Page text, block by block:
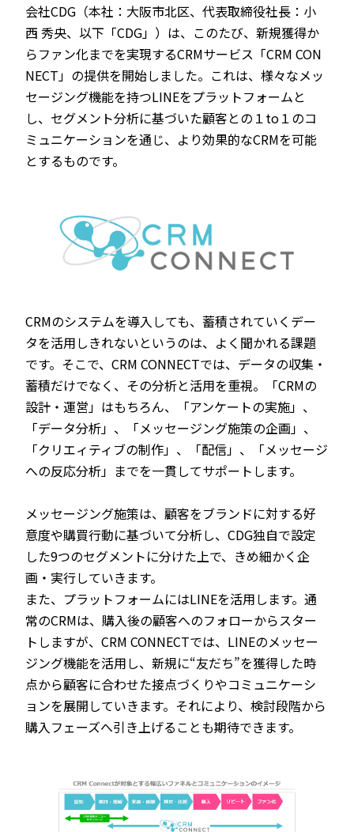
会社CDG（本社：大阪市北区、代表取締役社長：小
西 秀央、以下「CDG」）は、このたび、新規獲得か
らファン化までを実現するCRMサービス「CRM CON
NECT」の提供を開始しました。これは、様々なメッ
セージング機能を持つLINEをプラットフォームと
し、セグメント分析に基づいた顧客との１to１のコ
ミュニケーションを通じ、より効果的なCRMを可能
とするものです。
CRMのシステムを導入しても、蓄積されていくデー
タを活用しきれないというのは、よく聞かれる課題
です。そこで、CRM CONNECTでは、データの収集・
蓄積だけでなく、その分析と活用を重視。「CRMの
設計・運営」はもちろん、「アンケートの実施」、
「データ分析」、「メッセージング施策の企画」、
「クリエィティブの制作」、「配信」、「メッセージ
への反応分析」までを一貫してサポートします。
メッセージング施策は、顧客をブランドに対する好
意度や購買行動に基づいて分析し、CDG独自で設定
した9つのセグメントに分けた上で、きめ細かく企
画・実行していきます。
また、プラットフォームにはLINEを活用します。通
常のCRMは、購入後の顧客へのフォローからスター
トしますが、CRM CONNECTでは、LINEのメッセー
ジング機能を活用し、新規に“友だち”を獲得した時
点から顧客に合わせた接点づくりやコミュニケーシ
ョンを展開していきます。それにより、検討段階から
購入フェーズへ引き上げることも期待できます。